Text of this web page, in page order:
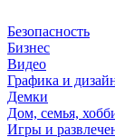
Безопасность
Бизнес
Видео
Графика и
Демки
Дом, семья,
Игры и